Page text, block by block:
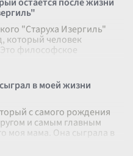
"Старуха Изергиль"
который человек
философское
и их
в моей жизни
с самого рождения
и самым главным
моя мама. Она сыграла в